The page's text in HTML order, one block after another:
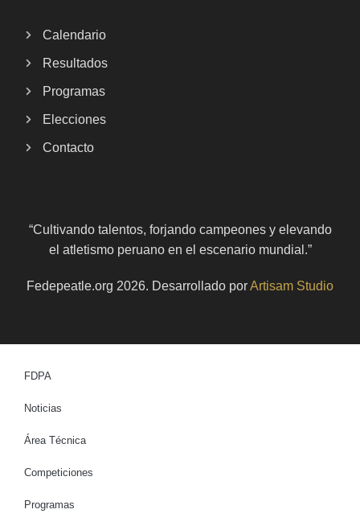
Calendario
Resultados
Programas
Elecciones
Contacto
“Cultivando talentos, forjando campeones y elevando
el atletismo peruano en el escenario mundial.”
Fedepeatle.org 2026. Desarrollado porArtisam Studio
FDPA
Noticias
Área Técnica
Competiciones
Programas